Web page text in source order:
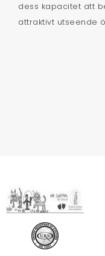
dess kapacitet att
attraktivt utseende